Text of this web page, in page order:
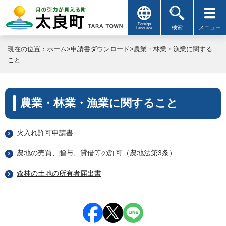
Foreign
Language
検索 メニュー
現在の位置： ホーム>申請書ダウンロード>農業・林業・漁業に関する
こと
農業・林業・漁業に関すること
火入れ許可申請書
農地の売買、贈与、貸借等の許可（農地法第3条）
森林の土地の所有者届出書